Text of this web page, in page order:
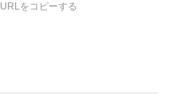
URLをコピーする